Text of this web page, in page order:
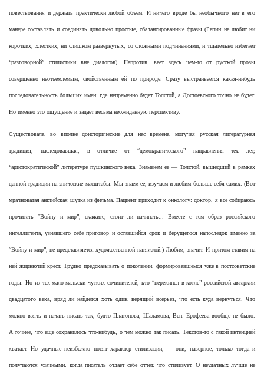
повествования и держать практически любой объем. И ничего вроде бы необычного нет в его
манере составлять и соединять довольно простые, сбалансированные фразы (Репин не любит ни
коротких, хлестких, ни слишком развернутых, со сложными подчинениями, и тщательно избегает
“разговорной” стилистики вне диалогов). Напротив, веет здесь чем-то от русской прозы
совершенно неотъемлемым, свойственным ей по природе. Сразу выстраивается какая-нибудь
последовательность больших имен, где непременно будет Толстой, а Достоевского точно не будет.
Но именно это ощущение и задает весьма неожиданную перспективу.
Существовала, во вполне доисторические для нас времена, могучая русская литературная
традиция, наследовавшая, в отличие от “демократического” направления тех лет,
“аристократической” литературе пушкинского века. Знаменем ее — Толстой, вышедший в рамках
данной традиции на эпические масштабы. Мы знаем ее, изучаем и любим больше себя самих. (Вот
мрачноватая английская шутка из фильма. Пациент приходит к онкологу: доктор, я все собираюсь
прочитать “Войну и мир”, скажите, стоит ли начинать... Вместе с тем образ российского
интеллигента, узнавшего себе приговор и оставшийся срок и берущегося напоследок именно за
“Войну и мир”, не представляется художественной натяжкой.) Любим, значит. И притом ставим на
ней жирнючий крест. Трудно предсказывать о поколении, формировавшемся уже в постсоветские
годы. Но из тех мало-мальски чутких сочинителей, кто “перекипел в котле” российской автаркии
двадцатого века, вряд ли найдется хоть один, верящий всерьез, что есть куда вернуться. Что
можно взять и начать писать так, будто Платонова, Шаламова, Вен. Ерофеева вообще не было.
А точнее, что еще сохранилось что-нибудь, о чем можно так писать. Текстов-то с такой интенцией
хватает. Но удачные неизбежно носят характер стилизации, — они, наверное, только тогда и
получаются удачными, когда писатель отдает себе отчет, что стилизует. О неудачных лучше не